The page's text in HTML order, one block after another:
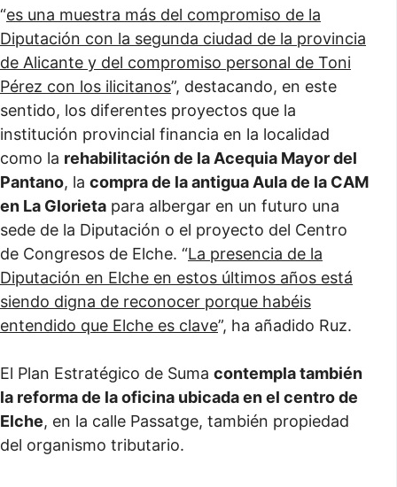
“es una muestra más del compromiso de la
Diputación con la segunda ciudad de la provincia
de Alicante y del compromiso personal de Toni
Pérez con los ilicitanos”, destacando, en este
sentido, los diferentes proyectos que la
institución provincial financia en la localidad
como la rehabilitación de la Acequia Mayor del
Pantano, la compra de la antigua Aula de la CAM
en La Glorieta para albergar en un futuro una
sede de la Diputación o el proyecto del Centro
de Congresos de Elche. “La presencia de la
Diputación en Elche en estos últimos años está
siendo digna de reconocer porque habéis
entendido que Elche es clave”, ha añadido Ruz.
El Plan Estratégico de Suma contempla también
la reforma de la oficina ubicada en el centro de
Elche, en la calle Passatge, también propiedad
del organismo tributario.